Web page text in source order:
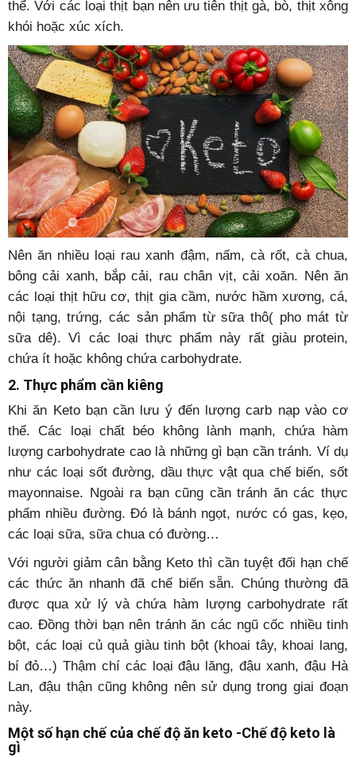
thể. Với các loại thịt bạn nên ưu tiên thịt gà, bò, thịt xông
khói hoặc xúc xích.
Nên ăn nhiều loại rau xanh đậm, nấm, cà rốt, cà chua,
bông cải xanh, bắp cải, rau chân vịt, cải xoăn. Nên ăn
các loại thịt hữu cơ, thịt gia cầm, nước hầm xương, cá,
nội tạng, trứng, các sản phẩm từ sữa thô( pho mát từ
sữa dê). Vì các loại thực phẩm này rất giàu protein,
chứa ít hoặc không chứa carbohydrate.
2. Thực phẩm cần kiêng
Khi ăn Keto bạn cần lưu ý đến lượng carb nạp vào cơ
thể. Các loại chất béo không lành mạnh, chứa hàm
lượng carbohydrate cao là những gì bạn cần tránh. Ví dụ
như các loại sốt đường, dầu thực vật qua chế biến, sốt
mayonnaise. Ngoài ra bạn cũng cần tránh ăn các thực
phẩm nhiều đường. Đó là bánh ngọt, nước có gas, kẹo,
các loại sữa, sữa chua có đường…
Với người giảm cân bằng Keto thì cần tuyệt đối hạn chế
các thức ăn nhanh đã chế biến sẵn. Chúng thường đã
được qua xử lý và chứa hàm lượng carbohydrate rất
cao. Đồng thời bạn nên tránh ăn các ngũ cốc nhiều tinh
bột, các loại củ quả giàu tinh bột (khoai tây, khoai lang,
bí đỏ…) Thậm chí các loại đậu lăng, đậu xanh, đậu Hà
Lan, đậu thận cũng không nên sử dụng trong giai đoạn
này.
Một số hạn chế của chế độ ăn keto -Chế độ keto là
gì